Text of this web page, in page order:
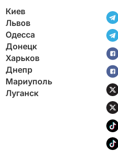
Киев
Львов
Одесса
Донецк
Харьков
Днепр
Мариуполь
Луганск